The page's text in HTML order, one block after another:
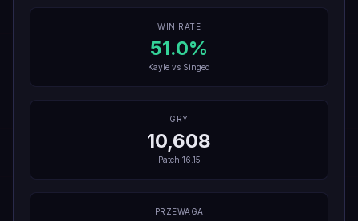
WIN RATE
51.0%
Kayle vs Singed
GRY
10,608
Patch 16.15
PRZEWAGA